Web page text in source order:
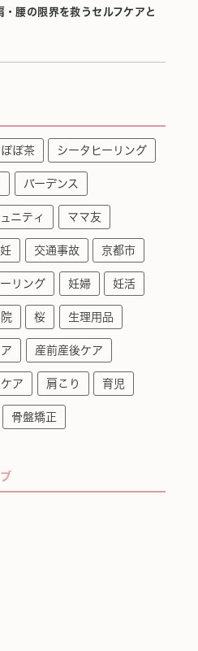
・腰の限界を救うセルフケアと
ぽ茶 シータヒーリング
バーデンス
ニティ ママ友
交通事故 京都市
リング 妊婦 妊活
桜 生理用品
産前産後ケア
ア 肩こり 育児
骨盤矯正